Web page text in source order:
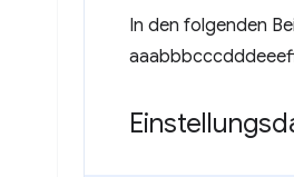
In den folgenden